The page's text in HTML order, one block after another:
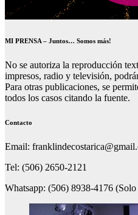
MI PRENSA – Juntos… Somos más!
No se autoriza la reproducción
impresos, radio y televisión,
Para otras publicaciones, se
todos los casos citando la fuente.
Contacto
Email:
Tel: (506) 2650-2121
Whatsapp: (506) 8938-4176 (Solo